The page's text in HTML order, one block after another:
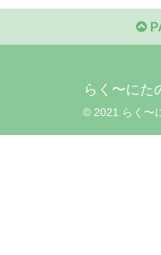
らく〜にた
© 2021 らく〜